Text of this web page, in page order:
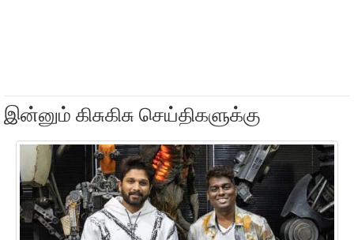
இன்னும் கிசுகிசு செய்திகளுக்கு